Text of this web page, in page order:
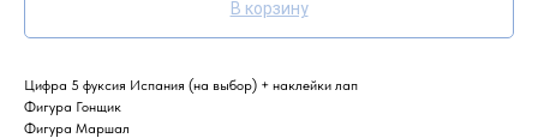
В корзину
Цифра 5 фуксия Испания (на выбор) + наклейки лап
Фигура Гонщик
Фигура Маршал